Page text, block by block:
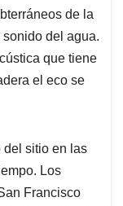
de la
del agua.
que tiene
el eco se
del sitio en las
Los
Francisco